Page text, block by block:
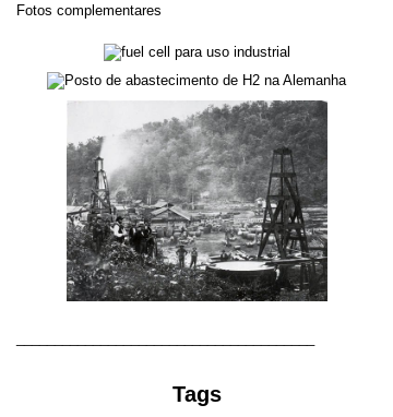
Fotos complementares
Tags